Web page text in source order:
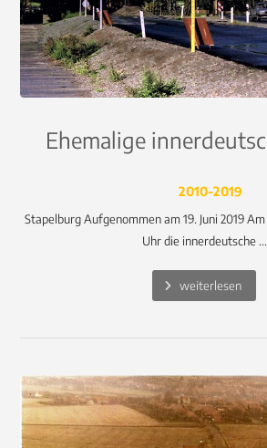
Ehemalige
2010-2019
Stapelburg Aufgenommen am 19. Juni 2019 Am
Uhr die innerdeutsche ...
weiterlesen